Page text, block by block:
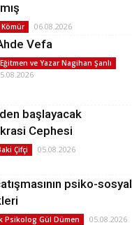
06.08.2026
Vefa
Eğitmen ve Yazar Nagihan Şanlı
başlayacak
Cephesi
Çifçi 05.08.2026
psiko-sosyal
Psikolog Gül Dümen 05.08.2026